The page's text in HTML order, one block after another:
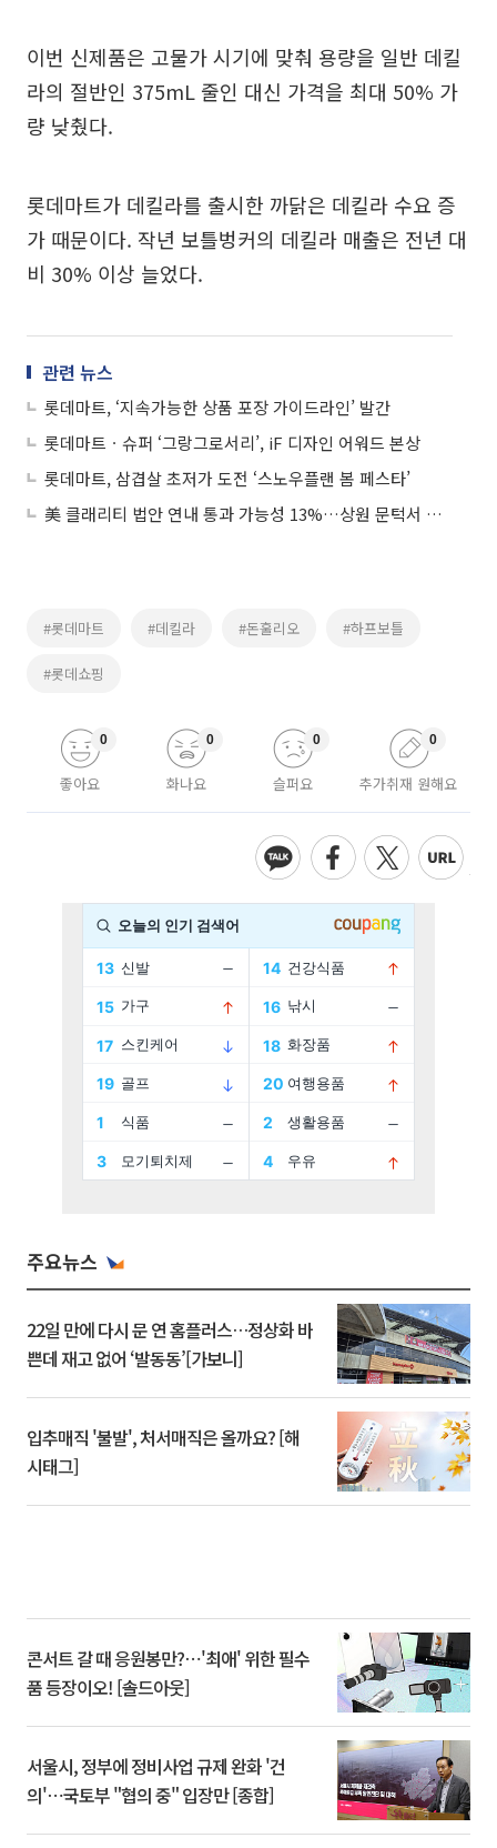
이번 신제품은 고물가 시기에 맞춰 용량을 일반 데킬
라의 절반인 375mL 줄인 대신 가격을 최대 50% 가
량 낮췄다.
롯데마트가 데킬라를 출시한 까닭은 데킬라 수요 증
가 때문이다. 작년 보틀벙커의 데킬라 매출은 전년 대
비 30% 이상 늘었다.
관련 뉴스
롯데마트, ‘지속가능한 상품 포장 가이드라인’ 발간
롯데마트ㆍ슈퍼 ‘그랑그로서리’, iF 디자인 어워드 본상
롯데마트, 삼겹살 초저가 도전 ‘스노우플랜 봄 페스타’
美 클래리티 법안 연내 통과 가능성 13%…상원 문턱서 제동
#롯데마트 #데킬라 #돈훌리오 #하프보틀
#롯데쇼핑
좋아요
0
화나요
0
슬퍼요
0
추가취재 원해요
0
주요뉴스
22일 만에 다시 문 연 홈플러스…정상화 바
쁜데 재고 없어 ‘발동동’[가보니]
입추매직 '불발', 처서매직은 올까요? [해
시태그]
콘서트 갈 때 응원봉만?⋯'최애' 위한 필수
품 등장이오! [솔드아웃]
서울시, 정부에 정비사업 규제 완화 '건
의'⋯국토부 "협의 중" 입장만 [종합]